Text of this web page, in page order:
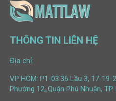
THÔNG TIN LIÊN HỆ
Địa chỉ:
VP HCM: P1-03.36 Lầu 3, 17-19-
Phường 12, Quận Phú Nhuận,